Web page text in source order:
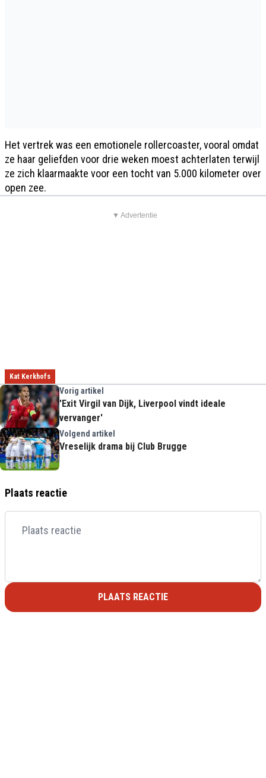
Het vertrek was een emotionele rollercoaster, vooral omdat
ze haar geliefden voor drie weken moest achterlaten terwijl
ze zich klaarmaakte voor een tocht van 5.000 kilometer over
open zee.
▼ Advertentie
Kat Kerkhofs
Vorig artikel
'Exit Virgil van Dijk, Liverpool vindt ideale
vervanger'
Volgend artikel
Vreselijk drama bij Club Brugge
Plaats reactie
PLAATS REACTIE